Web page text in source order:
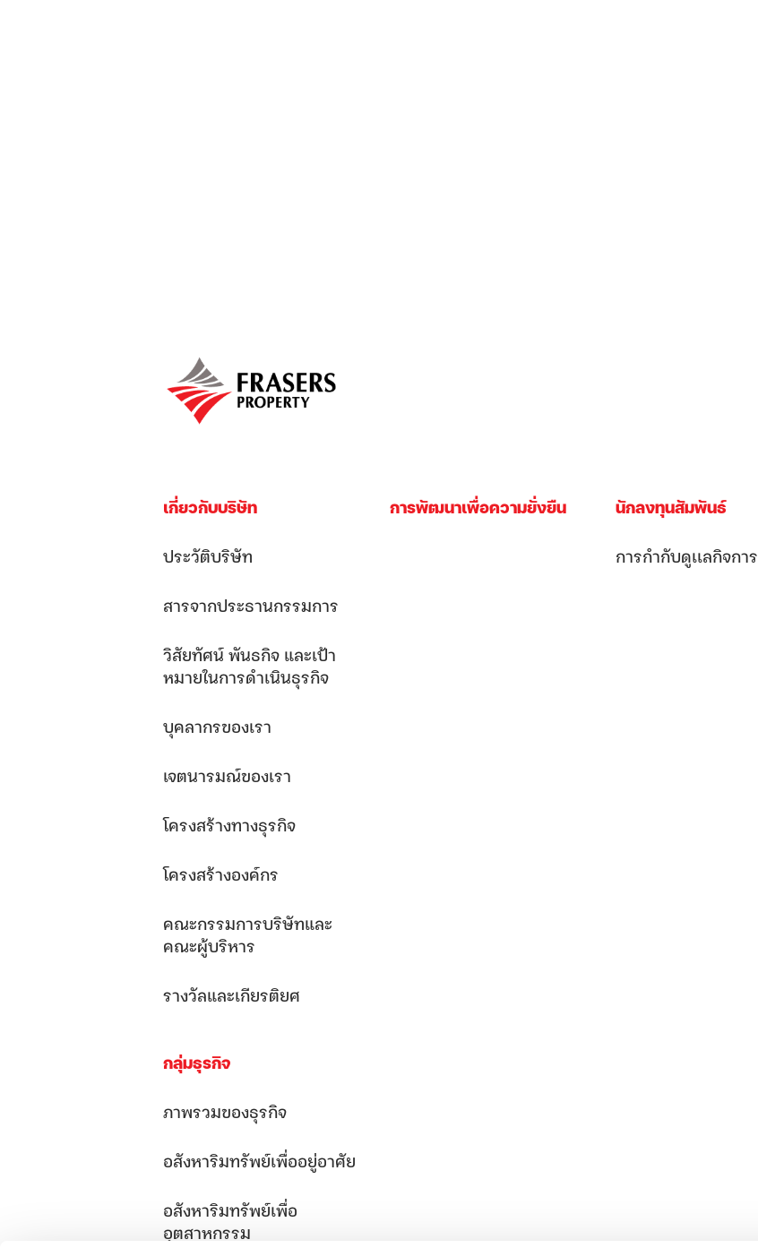
เกี่ยวกับบริษัท
ประวัติบริษัท
สารจากประธานกรรมการ
วิสัยทัศน์ พันธกิจ และเป้า
หมายในการดำเนินธุรกิจ
บุคลากรของเรา
เจตนารมณ์ของเรา
โครงสร้างทางธุรกิจ
โครงสร้างองค์กร
คณะกรรมการบริษัทและ
คณะผู้บริหาร
รางวัลและเกียรติยศ
กลุ่มธุรกิจ
ภาพรวมของธุรกิจ
อสังหาริมทรัพย์เพื่ออยู่อาศัย
อสังหาริมทรัพย์เพื่อ
อุตสาหกรรม
การพัฒนาเพื่อความยั่งยืน นักลงทุนสัมพันธ์
การกำกับดูเเลกิจการ